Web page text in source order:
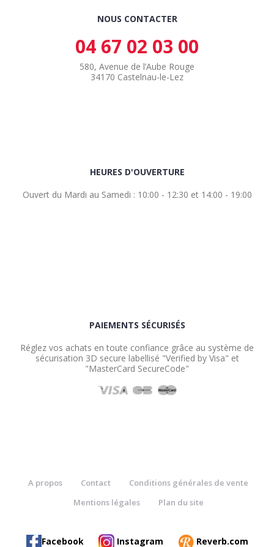
NOUS CONTACTER
04 67 02 03 00
580, Avenue de l’Aube Rouge
34170 Castelnau-le-Lez
HEURES D'OUVERTURE
Ouvert du Mardi au Samedi : 10:00 - 12:30 et 14:00 - 19:00
PAIEMENTS SÉCURISÉS
Réglez vos achats en toute confiance grâce au système de
sécurisation 3D secure labellisé "Verified by Visa" et
"MasterCard SecureCode"
A propos Contact
Conditions générales de vente
Mentions légales
Plan du site
Facebook Instagram Reverb.com